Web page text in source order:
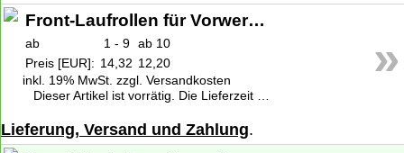
»
Front-Laufrollen für Vorwerk Elektrobürste EB 370, 400, EBB100 - Original
ab 1 - 9 ab 10
Preis [EUR]: 14,32 12,20
inkl. 19% MwSt. zzgl. Versandkosten
Dieser Artikel ist vorrätig. Die Lieferzeit beträgt 1-2 Werktage deutschlandweit. Weitere Informationen zu den Lieferzeiten finden Sie unter
Lieferung, Versand und Zahlung.